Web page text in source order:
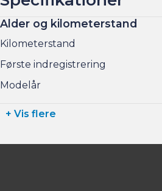
Alder og kilometerstand
Kilometerstand
Første indregistrering
Modelår
+ Vis flere